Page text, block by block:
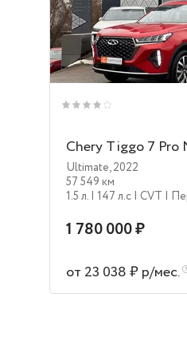
Chery Tiggo 7 Pro
Ultimate,2022
57 549 км
1.5 л. | 147 л.c | CVT |
1 780 000 ₽
от 23 038 ₽ р/мес.